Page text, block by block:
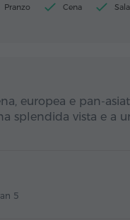
Pranzo Cena
europea e pan-
splendida vista e a
5